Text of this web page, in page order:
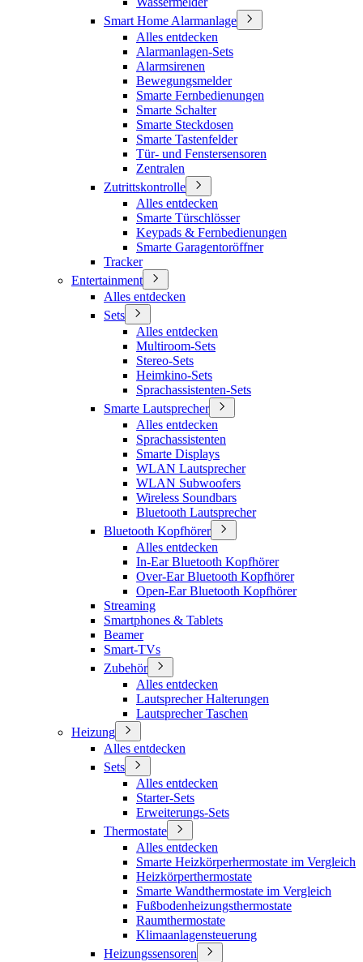
Smart Home Alarmanlage
Alles entdecken
Alarmanlagen-Sets
Alarmsirenen
Bewegungsmelder
Smarte Fernbedienungen
Smarte Schalter
Smarte Steckdosen
Smarte Tastenfelder
Tür- und Fenstersensoren
Zentralen
Zutrittskontrolle
Alles entdecken
Smarte Türschlösser
Keypads & Fernbedienungen
Smarte Garagentoröffner
Tracker
Entertainment
Alles entdecken
Sets
Alles entdecken
Multiroom-Sets
Stereo-Sets
Heimkino-Sets
Sprachassistenten-Sets
Smarte Lautsprecher
Alles entdecken
Sprachassistenten
Smarte Displays
WLAN Lautsprecher
WLAN Subwoofers
Wireless Soundbars
Bluetooth Lautsprecher
Bluetooth Kopfhörer
Alles entdecken
In-Ear Bluetooth Kopfhörer
Over-Ear Bluetooth Kopfhörer
Open-Ear Bluetooth Kopfhörer
Streaming
Smartphones & Tablets
Beamer
Smart-TVs
Zubehör
Alles entdecken
Lautsprecher Halterungen
Lautsprecher Taschen
Heizung
Alles entdecken
Sets
Alles entdecken
Starter-Sets
Erweiterungs-Sets
Thermostate
Alles entdecken
Smarte Heizkörperhermostate im Vergleich
Heizkörperthermostate
Smarte Wandthermostate im Vergleich
Fußbodenheizungsthermostate
Raumthermostate
Klimaanlagensteuerung
Heizungssensoren